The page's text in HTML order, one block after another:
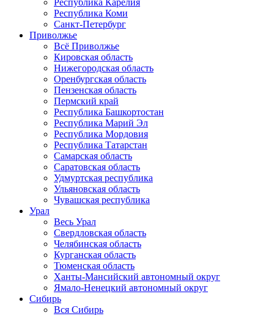
Республика Карелия
Республика Коми
Санкт-Петербург
Приволжье
Всё Приволжье
Кировская область
Нижегородская область
Оренбургская область
Пензенская область
Пермский край
Республика Башкортостан
Республика Марий Эл
Республика Мордовия
Республика Татарстан
Самарская область
Саратовская область
Удмуртская республика
Ульяновская область
Чувашская республика
Урал
Весь Урал
Свердловская область
Челябинская область
Курганская область
Тюменская область
Ханты-Мансийский автономный округ
Ямало-Ненецкий автономный округ
Сибирь
Вся Сибирь